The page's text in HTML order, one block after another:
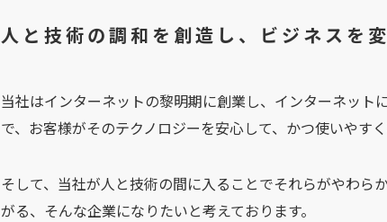
人と技術の調和を創造し、ビジネスを
当社はインターネットの黎明期に創業し、インターネット
で、お客様がそのテクノロジーを安心して、かつ使いやす
そして、当社が人と技術の間に入ることでそれらがやわ
がる、そんな企業になりたいと考えております。